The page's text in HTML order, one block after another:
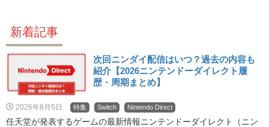
新着記事
次回ニンダイ配信はいつ？過去の内容も
紹介【2026ニンテンドーダイレクト履
歴・周期まとめ】
2026年8月5日 特集 Switch Nintendo Direct
任天堂が発表するゲームの最新情報ニンテンドーダイレクト（ニン